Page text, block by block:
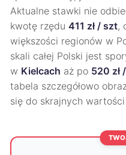
Aktualne stawki nie
kwotę rzędu 411 zł / szt,
większości regionów w
skali całej Polski jest
w Kielcach aż po 520 zł
tabela szczegółowo
się do skrajnych